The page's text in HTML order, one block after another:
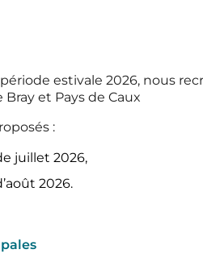
estivale 2026, nous
Bray et Pays de Caux
:
juillet 2026,
2026.